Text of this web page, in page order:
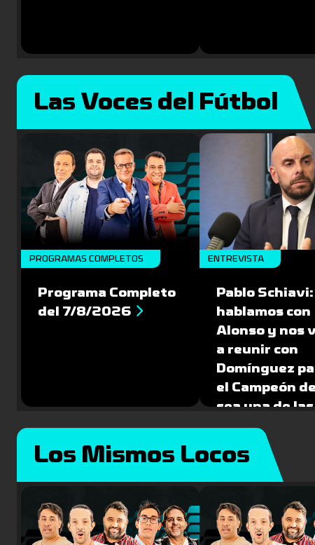
Las Voces del Fútbol
PROGRAMAS COMPLETOS
Programa Completo
del 7/8/2026
ENTREVISTA
Pablo Schiavi:
hablamos con
Alonso y nos
a reunir con
Domínguez
el Campeón
sea una de
del Mundial
Los Mismos Locos